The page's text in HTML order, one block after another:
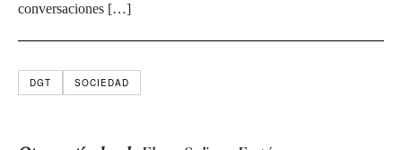
conversaciones […]
DGT SOCIEDAD